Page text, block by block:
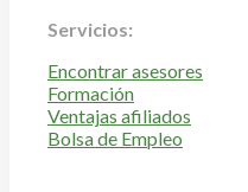
Servicios:
Encontrar asesores
Formación
Ventajas afiliados
Bolsa de Empleo